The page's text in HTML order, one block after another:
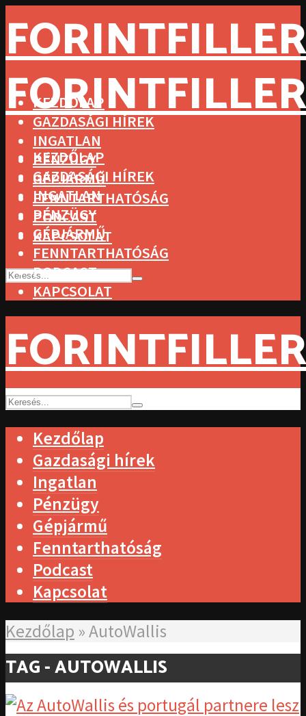
KEZDŐLAP
GAZDASÁGI HÍREK
INGATLAN
PÉNZÜGY
GÉPJÁRMŰ
FENNTARTHATÓSÁG
PODCAST
KAPCSOLAT
KEZDŐLAP
GAZDASÁGI HÍREK
INGATLAN
PÉNZÜGY
GÉPJÁRMŰ
FENNTARTHATÓSÁG
PODCAST
KAPCSOLAT
Kezdőlap
Gazdasági hírek
Ingatlan
Pénzügy
Gépjármű
Fenntarthatóság
Podcast
Kapcsolat
Kezdőlap »AutoWallis
TAG - AUTOWALLIS